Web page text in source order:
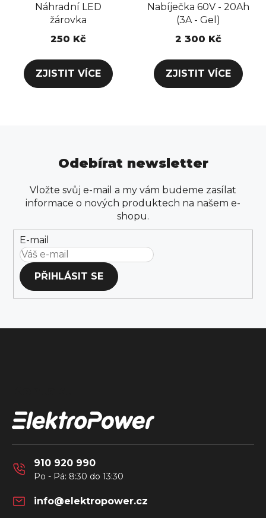
Náhradní LED
žárovka
250 Kč
Nabíječka 60V - 20Ah
(3A - Gel)
2 300 Kč
Odebírat newsletter
Vložte svůj e-mail a my vám budeme zasílat
informace o nových produktech na našem e-
shopu.
E-mail
PŘIHLÁSIT SE
info@elektropower.cz
910 920 990